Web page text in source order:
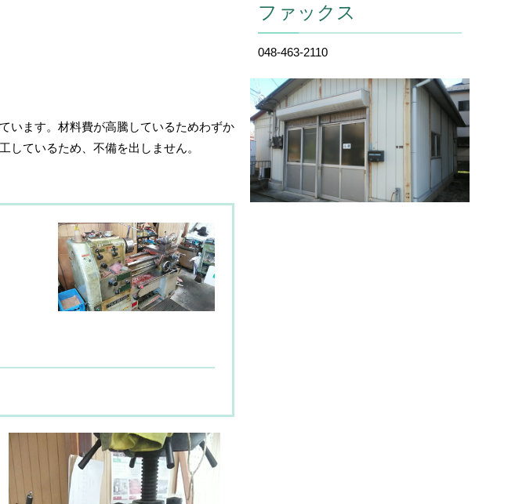
ファックス
048-463-2110
います。材料費が高騰しているためわずか
ているため、不備を出しません。